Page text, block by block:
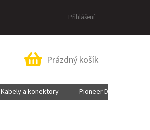
Přihlášení
Nákupní
Prázdný košík
Kabely a konektory Pioneer DJ &